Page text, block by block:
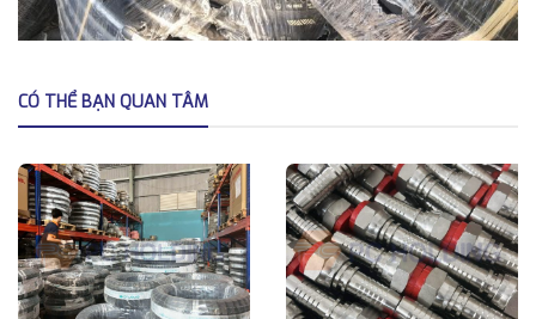
CÓ THỂ BẠN QUAN TÂM